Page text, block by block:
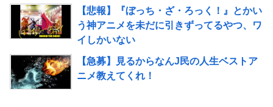
【悲報】『ぼっち・ざ・ろっく！』とかい
う神アニメを未だに引きずってるやつ、ワ
イしかいない
【急募】見るからなんJ民の人生ベストア
ニメ教えてくれ！